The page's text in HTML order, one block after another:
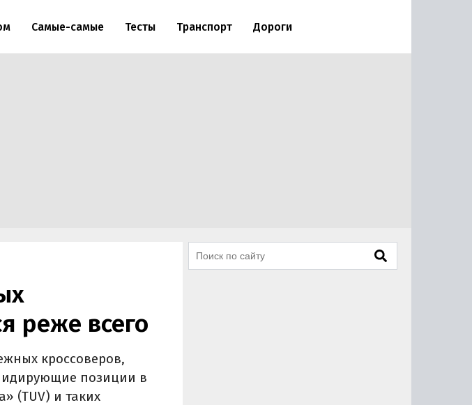
Самые-самые Тесты Транспорт Дороги
реже всего
кроссоверов,
позиции в
(TUV) и таких